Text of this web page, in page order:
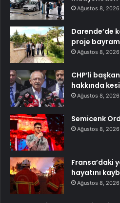
Ağustos 8, 2026
Darende’de
proje bayram
Ağustos 8, 2026
CHP’li
hakkında
Ağustos 8, 2026
Semicenk
Ağustos 8, 2026
Fransa’daki
hayatını
Ağustos 8, 2026